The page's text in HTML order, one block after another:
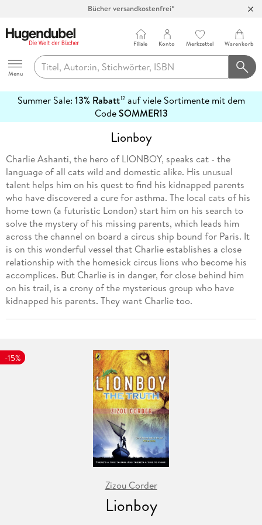
Bücher versandkostenfrei*
Abholung in über 100 Filialen
Hugendubel
Menu
Filiale Konto Merkzettel Warenkorb
Summer Sale: 13% Rabatt12auf viele Sortimente mit dem
CodeSOMMER13
erfahren
Lionboy
Charlie Ashanti, the hero of LIONBOY, speaks cat - the
language of all cats wild and domestic alike. His unusual
talent helps him on his quest to find his kidnapped parents
who have discovered a cure for asthma. The local cats of his
home town (a futuristic London) start him on his search to
solve the mystery of his missing parents, which leads him
across the channel on board a circus ship bound for Paris. It
is on this wonderful vessel that Charlie establishes a close
relationship with the homesick circus lions who become his
accomplices. But Charlie is in danger, for close behind him
on his trail, is a crony of the mysterious group who have
kidnapped his parents. They want Charlie too.
-15%
Zizou Corder
Lionboy